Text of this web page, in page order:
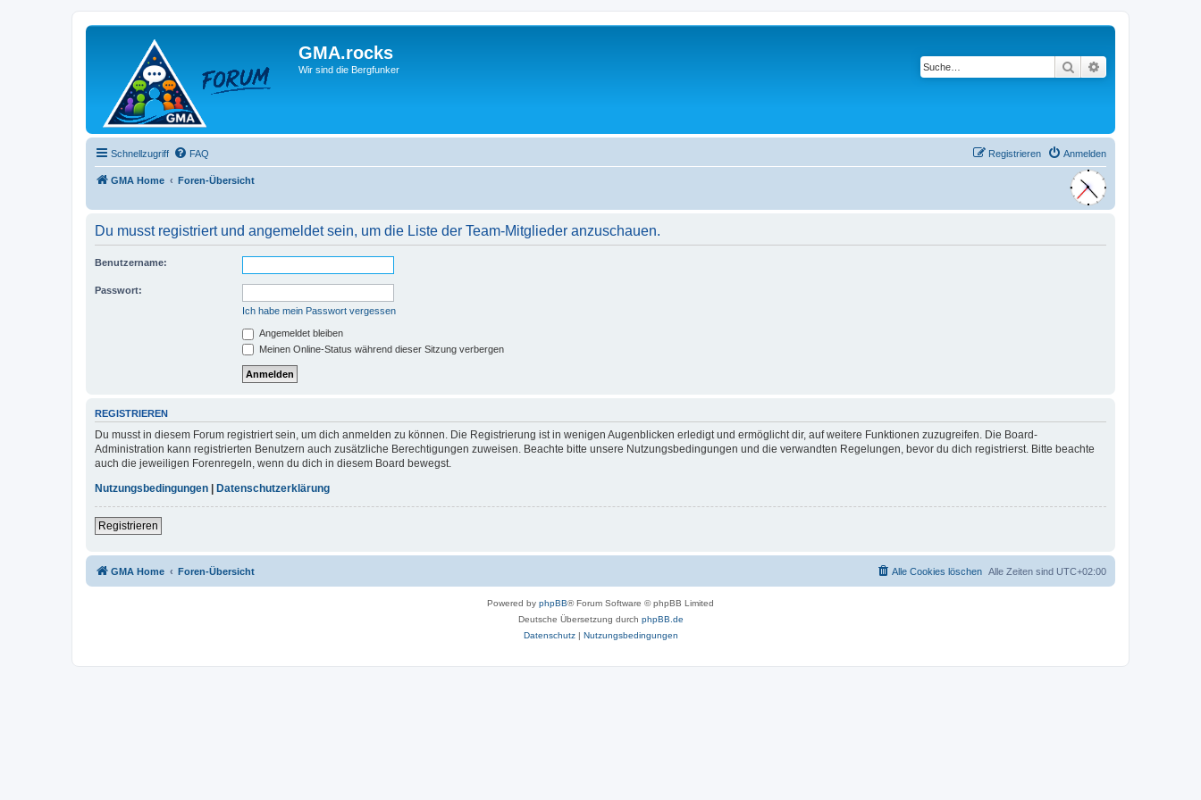
GMA.rocks
Wir sind die Bergfunker Suche
Schnellzugriff FAQ Anmelden
Registrieren
GMA Home Foren-Übersicht
Du musst registriert und angemeldet sein, um die Liste der Team-Mitglieder anzuschauen.
Benutzername:
Passwort:
Ich habe mein Passwort vergessen
Angemeldet bleiben
Meinen Online-Status während dieser Sitzung verbergen
REGISTRIEREN
Du musst in diesem Forum registriert sein, um dich anmelden zu können. Die Registrierung ist in wenigen Augenblicken erledigt und ermöglicht dir, auf weitere Funktionen zuzugreifen. Die Board-
Administration kann registrierten Benutzern auch zusätzliche Berechtigungen zuweisen. Beachte bitte unsere Nutzungsbedingungen und die verwandten Regelungen, bevor du dich registrierst. Bitte beachte
auch die jeweiligen Forenregeln, wenn du dich in diesem Board bewegst.
Nutzungsbedingungen | Datenschutzerklärung
Registrieren
GMA Home Foren-Übersicht Alle Zeiten sind UTC+02:00
Alle Cookies löschen
Powered by phpBB® Forum Software © phpBB Limited
Deutsche Übersetzung durch phpBB.de
Datenschutz| Nutzungsbedingungen